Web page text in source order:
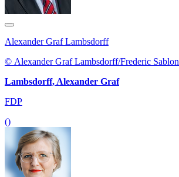
Alexander Graf Lambsdorff
© Alexander Graf Lambsdorff/Frederic Sablon
Lambsdorff, Alexander Graf
FDP
()